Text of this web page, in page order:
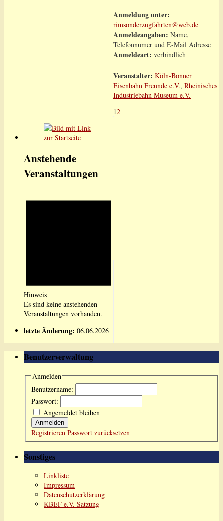
Anmeldung unter:
rimsonderzugfahrten@web.de
Anmeldeangaben: Name,
Telefonnumer und E-Mail Adresse
Anmeldeart: verbindlich
Veranstalter: Köln-Bonner
Eisenbahn Freunde e.V., Rheinisches
Industriebahn Museum e.V.
12
Anstehende
Veranstaltungen
Hinweis
Es sind keine anstehenden
Veranstaltungen vorhanden.
letzte Änderung: 06.06.2026
Benutzerverwaltung
Anmelden
Benutzername:
Passwort:
Angemeldet bleiben
Anmelden
Registrieren Passwort zurücksetzen
Sonstiges
Linkliste
Impressum
Datenschutzerklärung
KBEF e.V. Satzung